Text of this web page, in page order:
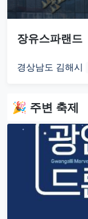
장유스파랜드
경상남도 김해시
🎉 주변 축제